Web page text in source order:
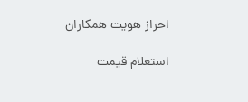
احراز هویت همکاران
استعلام قیمت